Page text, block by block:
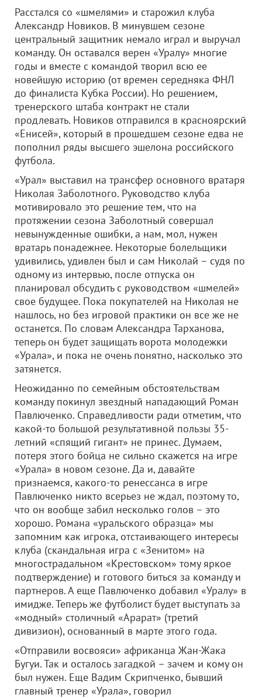
Расстался со «шмелями» и старожил клуба
Александр Новиков. В минувшем сезоне
центральный защитник немало играл и выручал
команду. Он оставался верен «Уралу» многие
годы и вместе с командой творил всю ее
новейшую историю (от времен середняка ФНЛ
до финалиста Кубка России). Но решением,
тренерского штаба контракт не стали
продлевать. Новиков отправился в красноярский
«Енисей», который в прошедшем сезоне едва не
пополнил ряды высшего эшелона российского
футбола.
«Урал» выставил на трансфер основного вратаря
Николая Заболотного. Руководство клуба
мотивировало это решение тем, что на
протяжении сезона Заболотный совершал
невынужденные ошибки, а нам, мол, нужен
вратарь понадежнее. Некоторые болельщики
удивились, удивлен был и сам Николай – судя по
одному из интервью, после отпуска он
планировал обсудить с руководством «шмелей»
свое будущее. Пока покупателей на Николая не
нашлось, но без игровой практики он все же не
останется. По словам Александра Тарханова,
теперь он будет защищать ворота молодежки
«Урала», и пока не очень понятно, насколько это
затянется.
Неожиданно по семейным обстоятельствам
команду покинул звездный нападающий Роман
Павлюченко. Справедливости ради отметим, что
какой-то большой результативной пользы 35-
летний «спящий гигант» не принес. Думаем,
потеря этого бойца не сильно скажется на игре
«Урала» в новом сезоне. Да и, давайте
признаемся, какого-то ренессанса в игре
Павлюченко никто всерьез не ждал, поэтому то,
что он вообще забил несколько голов – это
хорошо. Романа «уральского образца» мы
запомним как игрока, отстаивающего интересы
клуба (скандальная игра с «Зенитом» на
многострадальном «Крестовском» тому яркое
подтверждение) и готового биться за команду и
партнеров. А еще Павлюченко добавил «Уралу» в
имидже. Теперь же футболист будет выступать за
«модный» столичный «Арарат» (третий
дивизион), основанный в марте этого года.
«Отправили восвояси» африканца Жан-Жака
Бугуи. Так и осталось загадкой – зачем и кому он
был нужен. Еще Вадим Скрипченко, бывший
главный тренер «Урала», говорил